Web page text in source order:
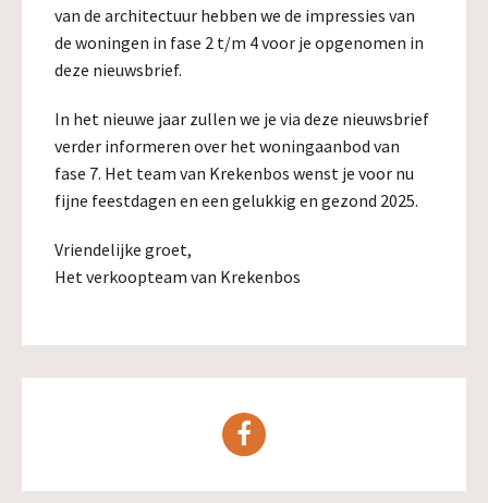
van de architectuur hebben we de impressies van
de woningen in fase 2 t/m 4 voor je opgenomen in
deze nieuwsbrief.
In het nieuwe jaar zullen we je via deze nieuwsbrief
verder informeren over het woningaanbod van
fase 7. Het team van Krekenbos wenst je voor nu
fijne feestdagen en een gelukkig en gezond 2025.
Vriendelijke groet,
Het verkoopteam van Krekenbos